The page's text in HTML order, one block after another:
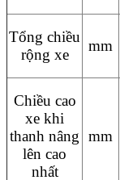
Tổng chiều
rộng xe
mm
Chiều cao
xe khi
thanh nâng
lên cao
nhất
mm